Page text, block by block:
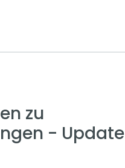
zu
- Update